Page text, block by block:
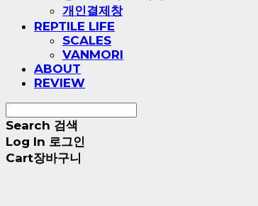
개인결제창
REPTILE LIFE
SCALES
VANMORI
ABOUT
REVIEW
Search 검색
Log In 로그인
Cart장바구니